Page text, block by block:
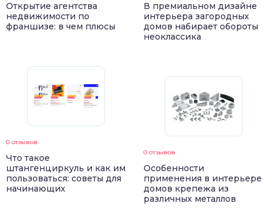
Открытие агентства
недвижимости по
франшизе: в чем плюсы
0 отзывов
Что такое
штангенциркуль и как им
пользоваться: советы для
начинающих
В премиальном дизайне
интерьера загородных
домов набирает обороты
неоклассика
0 отзывов
Особенности
применения в интерьере
домов крепежа из
различных металлов